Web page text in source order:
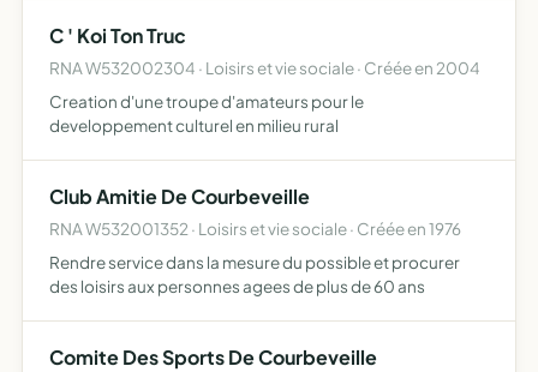
C ' Koi Ton Truc
RNA W532002304 · Loisirs et vie sociale · Créée en 2004
Creation d'une troupe d'amateurs pour le
developpement culturel en milieu rural
Club Amitie De Courbeveille
RNA W532001352 · Loisirs et vie sociale · Créée en 1976
Rendre service dans la mesure du possible et procurer
des loisirs aux personnes agees de plus de 60 ans
Comite Des Sports De Courbeveille